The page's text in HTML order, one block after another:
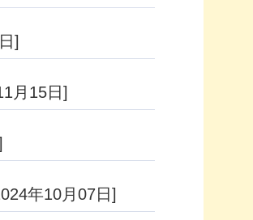
]
月15日]
年10月07日]